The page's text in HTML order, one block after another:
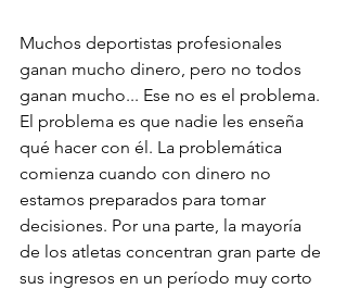
Muchos deportistas profesionales
ganan mucho dinero, pero no todos
ganan mucho... Ese no es el problema.
El problema es que nadie les enseña
qué hacer con él. La problemática
comienza cuando con dinero no
estamos preparados para tomar
decisiones. Por una parte, la mayoría
de los atletas concentran gran parte de
sus ingresos en un período muy corto